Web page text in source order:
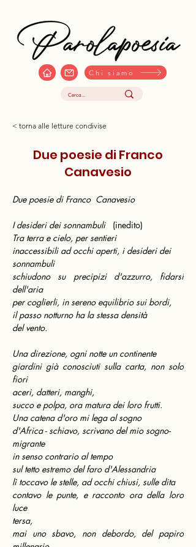
Chi siamo
< torna alle letture condivise
Due poesie di Franco
Canavesio
Due poesie di Franco  Canavesio
I desideri dei sonnambuli (inedito)
Tra terra e cielo, per sentieri
inaccessibili ad occhi aperti, i desideri dei
sonnambuli
schiudono su precipizi d'azzurro, fidarsi
dell'aria
per coglierli, in sereno equilibrio sui bordi,
il passo notturno ha la stessa densità
del vento.
Una direzione, ogni notte un continente
giardini già conosciuti sulla carta, non solo
fiori
aceri, datteri, manghi,
succo e polpa, ora matura dei loro frutti.
Una catena d'oro mi lega al sogno
d'Africa - schiavo, scrivano del mio sogno‑
migrante
in senso contrario al tempo
sul tetto estremo del faro d'Alessandria
lì toccavo le stelle, ad occhi chiusi, sulle dita
contavo le punte, e racconto ora della loro
luce
tersa,
mai uno sbavo, non debordo, del papiro